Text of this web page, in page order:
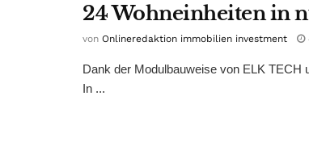
24 Wohneinheiten in
von Onlineredaktion immobilien investment
Dank der Modulbauweise von ELK TECH
In ...